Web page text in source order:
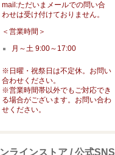
mail:ただいまメールでの問い合
わせは受け付けておりません。
＜営業時間＞
月～土 9:00～17:00
※日曜・祝祭日は不定休。お問い
合わせください。
※営業時間帯以外でもご対応でき
る場合がございます。お問い合わ
せください。
ラインストア / 公式SNS